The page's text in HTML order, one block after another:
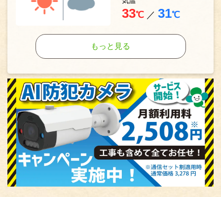
33℃ ／ 31℃
もっと見る